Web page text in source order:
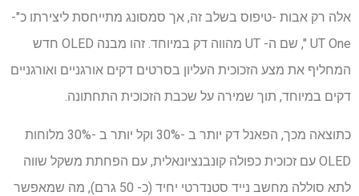
אלה רק אבות -טיפוס בשלב זה, אך סמסונג מתייחסת ליצירתו כ"-
UT One ", שם ה- UT מהווה דק במיוחד. זהו מבנה OLED חדש
המחליף את מצע הזכוכית העליון בסרטים דקים אורגניים ואורגניים
דקים במיוחד, תוך שמירה על שכבת הזכוכית התחתונה.
כתוצאה מכך, הפאנל דק יותר ב -30% וקל יותר ב -30% מלוחות
OLED עם זכוכית כפולה קונבנציונאלית, עם הפחתת משקל שווה
לתא סוללה מחשב נייד סטנדרטי יחיד (כ- 50 גרם), מה שמאפשר